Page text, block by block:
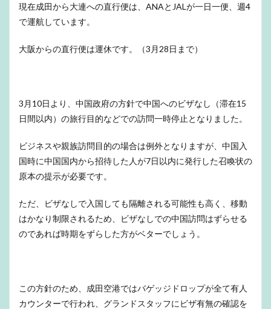
大連
到着
に
「健
表」
を記
入！
大連
空港
到着
に乗
隔離
生活
現在成田から大連への直行便は、ANAとJALが一日一便、週4
で運航しています。
大阪からの直行便は運休です。（3月28日まで）
3月10日より、中国政府の方針で中国へのビザなし（滞在15
日間以内）の旅行目的などでの訪問一時停止となりました。
ビジネスや親族訪問目的の場合は例外となりますが、中国入
国時に中国国内から招待した人が7日以内に発行した召喚状の
原本の提示が必要です。
ただ、ビザなしで入国しても隔離される可能性も高く、移動
はかなり制限されるため、ビザなしでの中国訪問はずらせる
のであれば時期をずらした方がベターでしょう。
この方針のため、成田空港ではバゲッジドロップが全て有人
カウンターで行われ、グランドスタッフにビザ有無の確認を